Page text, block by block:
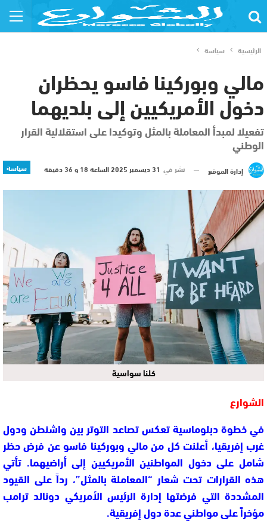
الرئيسية سياسة
مالي وبوركينا فاسو يحظران
دخول الأمريكيين إلى بلديهما
تفعيلا لمبدأ المعاملة بالمثل وتوكيدا على استقلالية القرار
الوطني
سياسة إدارة الموقع نشر في 31 ديسمبر 2025 الساعة 18 و 36 دقيقة
كلنا سواسية
الشوارع
في خطوة دبلوماسية تعكس تصاعد التوتر بين واشنطن ودول
غرب إفريقيا، أعلنت كل منمالي وبوركينا فاسوعن فرض حظر
شامل على دخول المواطنين الأمريكيين إلى أراضيهما. تأتي
هذه القرارات تحت شعار “المعاملة بالمثل”، رداً على القيود
المشددة التي فرضتها إدارة الرئيس الأمريكي دونالد ترامب
مؤخراً على مواطني عدة دول إفريقية.